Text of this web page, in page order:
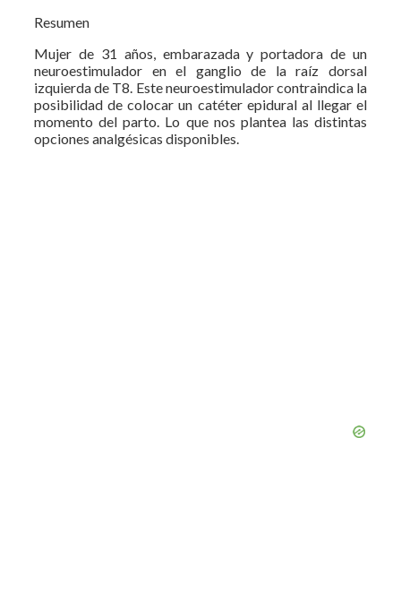
Resumen
Mujer de 31 años, embarazada y portadora de un
neuroestimulador en el ganglio de la raíz dorsal
izquierda de T8. Este neuroestimulador contraindica la
posibilidad de colocar un catéter epidural al llegar el
momento del parto. Lo que nos plantea las distintas
opciones analgésicas disponibles.